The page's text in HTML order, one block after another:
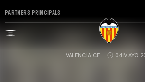
PARTNERS PRINCIPALS
VALENCIA CF 04 MAYO